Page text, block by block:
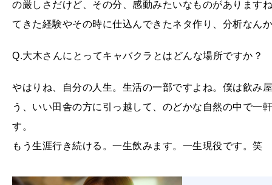
の厳しさだけど、その分、感動みたいなものがあります
てきた経験やその時に仕込んできたネタ作り、分析なん
Q.大木さんにとってキャバクラとはどんな場所ですか？
やはりね、自分の人生。生活の一部ですよね。僕は飲み
う、いい田舎の方に引っ越して、のどかな自然の中で一
す。
もう生涯行き続ける。一生飲みます。一生現役です。笑